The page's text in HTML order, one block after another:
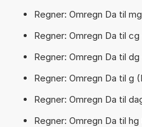
Regner: Omregn Da til
Regner: Omregn Da til
Regner: Omregn Da til
Regner: Omregn Da til g
Regner: Omregn Da til
Regner: Omregn Da til